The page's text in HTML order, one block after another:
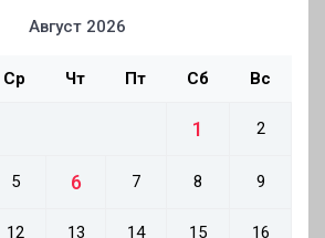
Август 2026
Ср Чт Пт Сб Вс
1 2
5 6 7 8 9
12 13 14 15 16